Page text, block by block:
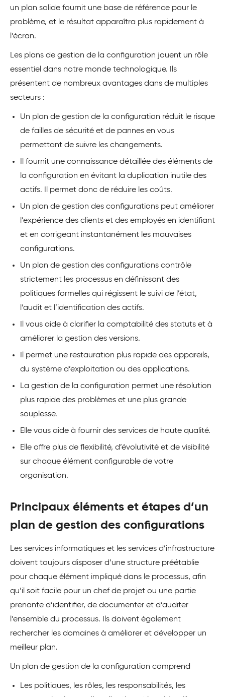
un plan solide fournit une base de référence pour le
problème, et le résultat apparaîtra plus rapidement à
l’écran.
Les plans de gestion de la configuration jouent un rôle
essentiel dans notre monde technologique. Ils
présentent de nombreux avantages dans de multiples
secteurs :
Un plan de gestion de la configuration réduit le risque
de failles de sécurité et de pannes en vous
permettant de suivre les changements.
Il fournit une connaissance détaillée des éléments de
la configuration en évitant la duplication inutile des
actifs. Il permet donc de réduire les coûts.
Un plan de gestion des configurations peut améliorer
l’expérience des clients et des employés en identifiant
et en corrigeant instantanément les mauvaises
configurations.
Un plan de gestion des configurations contrôle
strictement les processus en définissant des
politiques formelles qui régissent le suivi de l’état,
l’audit et l’identification des actifs.
Il vous aide à clarifier la comptabilité des statuts et à
améliorer la gestion des versions.
Il permet une restauration plus rapide des appareils,
du système d’exploitation ou des applications.
La gestion de la configuration permet une résolution
plus rapide des problèmes et une plus grande
souplesse.
Elle vous aide à fournir des services de haute qualité.
Elle offre plus de flexibilité, d’évolutivité et de visibilité
sur chaque élément configurable de votre
organisation.
Principaux éléments et étapes d’un
plan de gestion des configurations
Les services informatiques et les services d’infrastructure
doivent toujours disposer d’une structure préétablie
pour chaque élément impliqué dans le processus, afin
qu’il soit facile pour un chef de projet ou une partie
prenante d’identifier, de documenter et d’auditer
l’ensemble du processus. Ils doivent également
rechercher les domaines à améliorer et développer un
meilleur plan.
Un plan de gestion de la configuration comprend
Les politiques, les rôles, les responsabilités, les